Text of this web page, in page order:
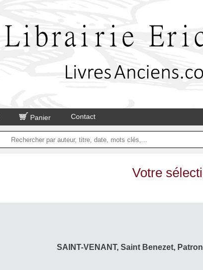
Panier Contact
Votre
SAINT-VENANT, Saint Benezet,